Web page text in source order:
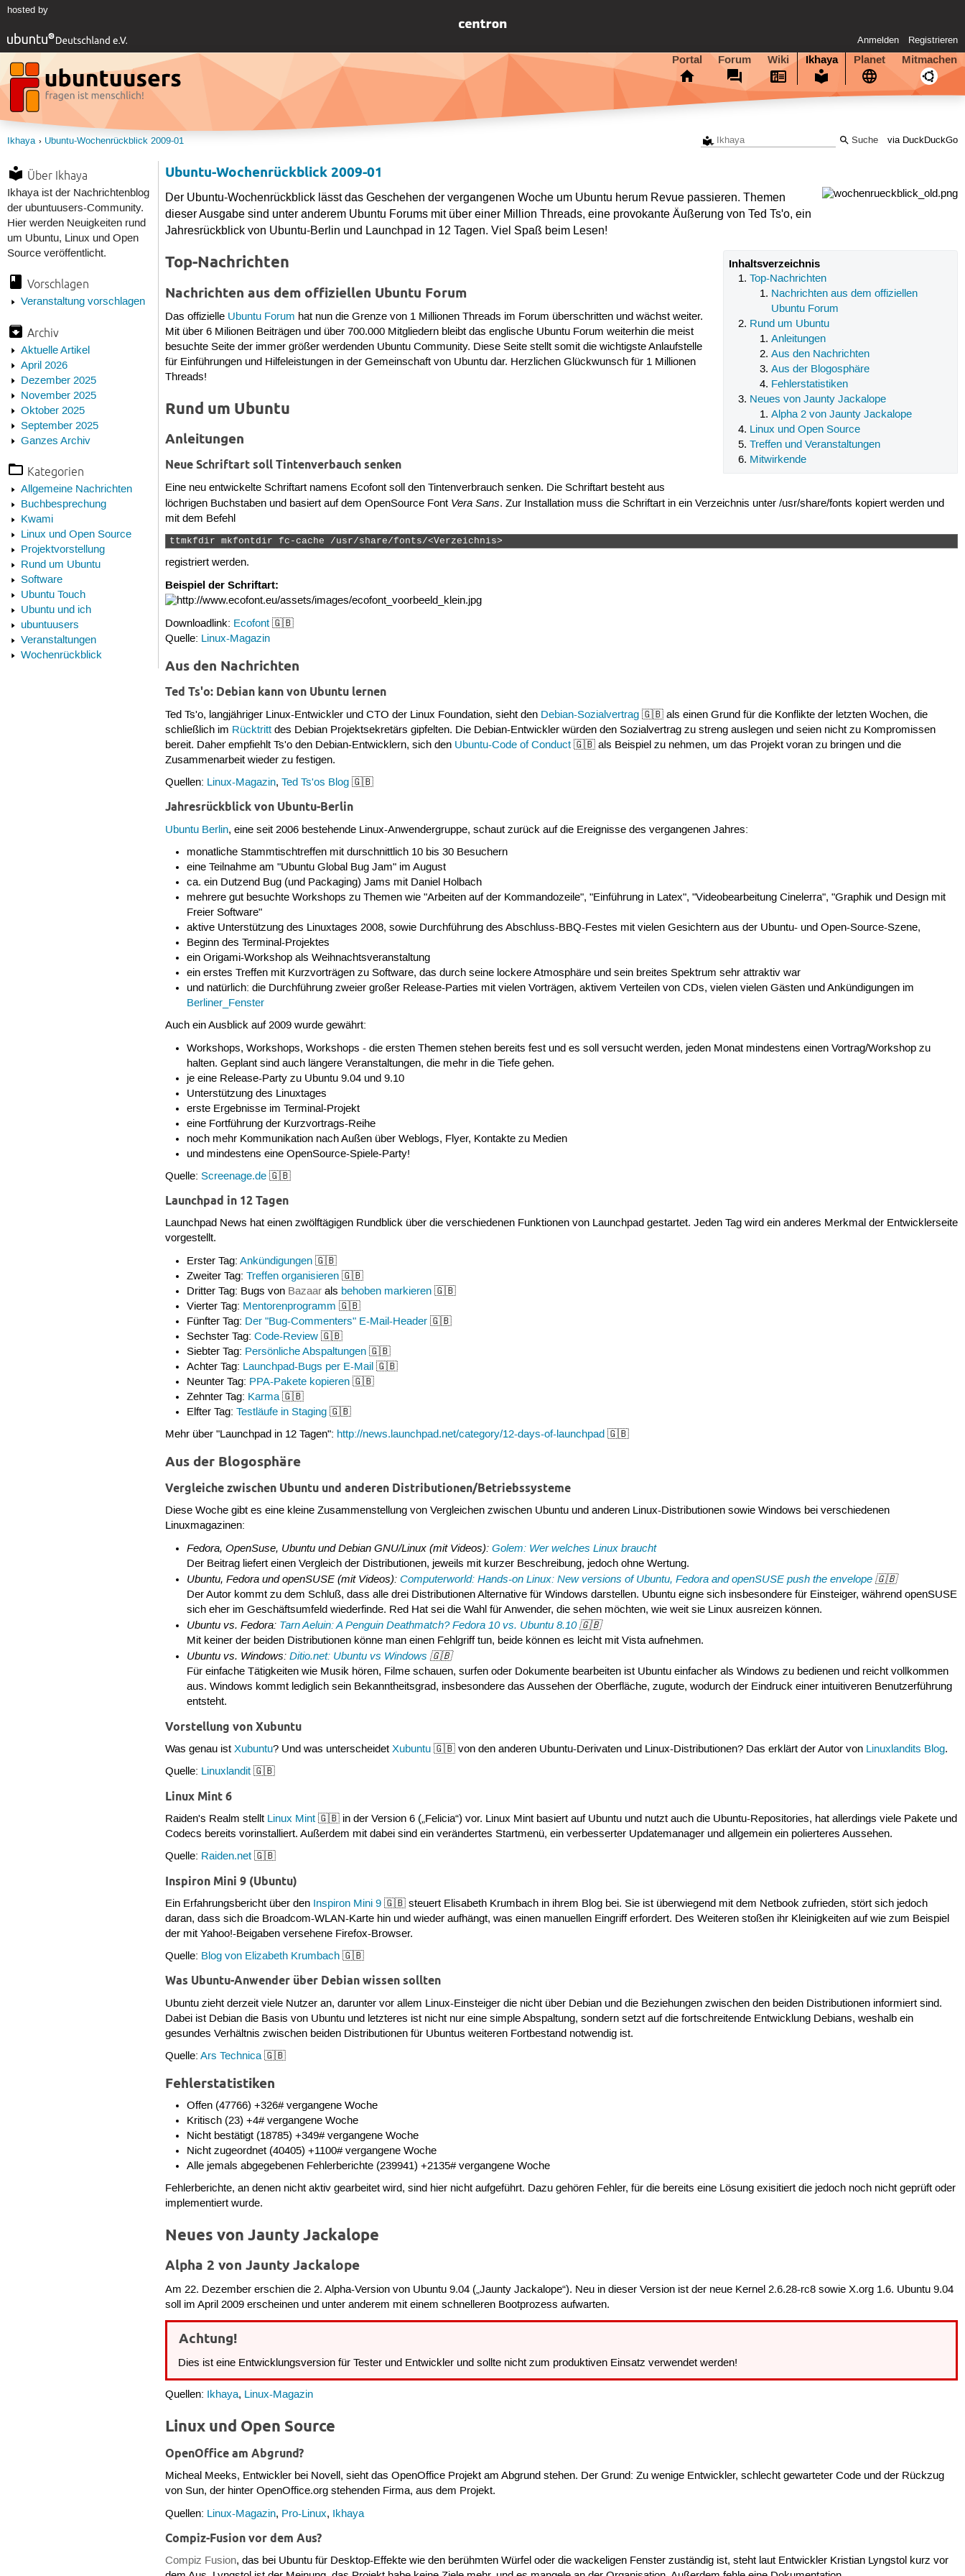
hosted by
Anmelden Registrieren
Portal Forum Wiki Ikhaya Planet Mitmachen
via DuckDuckGo
Ikhaya Ubuntu-Wochenrückblick 2009-01
Über Ikhaya
Ikhaya ist der Nachrichtenblog
der ubuntuusers-Community.
Hier werden Neuigkeiten rund
um Ubuntu, Linux und Open
Source veröffentlicht.
Vorschlagen
Veranstaltung vorschlagen
Archiv
Aktuelle Artikel
April 2026
Dezember 2025
November 2025
Oktober 2025
September 2025
Ganzes Archiv
Kategorien
Allgemeine Nachrichten
Buchbesprechung
Kwami
Linux und Open Source
Projektvorstellung
Rund um Ubuntu
Software
Ubuntu Touch
Ubuntu und ich
ubuntuusers
Veranstaltungen
Wochenrückblick
Ubuntu-Wochenrückblick 2009-01
Der Ubuntu-Wochenrückblick lässt das Geschehen der vergangenen Woche um Ubuntu herum Revue passieren. Themen
dieser Ausgabe sind unter anderem Ubuntu Forums mit über einer Million Threads, eine provokante Äußerung von Ted Ts'o, ein
Jahresrückblick von Ubuntu-Berlin und Launchpad in 12 Tagen. Viel Spaß beim Lesen!
Inhaltsverzeichnis
Top-Nachrichten
Nachrichten aus dem offiziellen
Ubuntu Forum
Rund um Ubuntu
Anleitungen
Aus den Nachrichten
Aus der Blogosphäre
Fehlerstatistiken
Neues von Jaunty Jackalope
Alpha 2 von Jaunty Jackalope
Linux und Open Source
Treffen und Veranstaltungen
Mitwirkende
Top-Nachrichten
Nachrichten aus dem offiziellen Ubuntu Forum
Das offizielle Ubuntu Forum hat nun die Grenze von 1 Millionen Threads im Forum überschritten und wächst weiter.
Mit über 6 Milionen Beiträgen und über 700.000 Mitgliedern bleibt das englische Ubuntu Forum weiterhin die meist
besuchte Seite der immer größer werdenden Ubuntu Community. Diese Seite stellt somit die wichtigste Anlaufstelle
für Einführungen und Hilfeleistungen in der Gemeinschaft von Ubuntu dar. Herzlichen Glückwunsch für 1 Millionen
Threads!
Rund um Ubuntu
Anleitungen
Neue Schriftart soll Tintenverbauch senken
Eine neu entwickelte Schriftart namens Ecofont soll den Tintenverbrauch senken. Die Schriftart besteht aus
löchrigen Buchstaben und basiert auf dem OpenSource Font Vera Sans. Zur Installation muss die Schriftart in ein Verzeichnis unter /usr/share/fonts kopiert werden und
mit dem Befehl
ttmkfdir mkfontdir fc-cache /usr/share/fonts/<Verzeichnis>
registriert werden.
Beispiel der Schriftart:
Downloadlink: Ecofont 🇬🇧
Quelle: Linux-Magazin
Aus den Nachrichten
Ted Ts'o: Debian kann von Ubuntu lernen
Ted Ts'o, langjähriger Linux-Entwickler und CTO der Linux Foundation, sieht den Debian-Sozialvertrag 🇬🇧 als einen Grund für die Konflikte der letzten Wochen, die
schließlich im Rücktritt des Debian Projektsekretärs gipfelten. Die Debian-Entwickler würden den Sozialvertrag zu streng auslegen und seien nicht zu Kompromissen
bereit. Daher empfiehlt Ts'o den Debian-Entwicklern, sich den Ubuntu-Code of Conduct 🇬🇧 als Beispiel zu nehmen, um das Projekt voran zu bringen und die
Zusammenarbeit wieder zu festigen.
Quellen: Linux-Magazin,Ted Ts'os Blog 🇬🇧
Jahresrückblick von Ubuntu-Berlin
Ubuntu Berlin, eine seit 2006 bestehende Linux-Anwendergruppe, schaut zurück auf die Ereignisse des vergangenen Jahres:
monatliche Stammtischtreffen mit durschnittlich 10 bis 30 Besuchern
eine Teilnahme am "Ubuntu Global Bug Jam" im August
ca. ein Dutzend Bug (und Packaging) Jams mit Daniel Holbach
mehrere gut besuchte Workshops zu Themen wie "Arbeiten auf der Kommandozeile", "Einführung in Latex", "Videobearbeitung Cinelerra", "Graphik und Design mit
Freier Software"
aktive Unterstützung des Linuxtages 2008, sowie Durchführung des Abschluss-BBQ-Festes mit vielen Gesichtern aus der Ubuntu- und Open-Source-Szene,
Beginn des Terminal-Projektes
ein Origami-Workshop als Weihnachtsveranstaltung
ein erstes Treffen mit Kurzvorträgen zu Software, das durch seine lockere Atmosphäre und sein breites Spektrum sehr attraktiv war
und natürlich: die Durchführung zweier großer Release-Parties mit vielen Vorträgen, aktivem Verteilen von CDs, vielen vielen Gästen und Ankündigungen im
Berliner_Fenster
Auch ein Ausblick auf 2009 wurde gewährt:
Workshops, Workshops, Workshops - die ersten Themen stehen bereits fest und es soll versucht werden, jeden Monat mindestens einen Vortrag/Workshop zu
halten. Geplant sind auch längere Veranstaltungen, die mehr in die Tiefe gehen.
je eine Release-Party zu Ubuntu 9.04 und 9.10
Unterstützung des Linuxtages
erste Ergebnisse im Terminal-Projekt
eine Fortführung der Kurzvortrags-Reihe
noch mehr Kommunikation nach Außen über Weblogs, Flyer, Kontakte zu Medien
und mindestens eine OpenSource-Spiele-Party!
Quelle:Screenage.de 🇬🇧
Launchpad in 12 Tagen
Launchpad News hat einen zwölftägigen Rundblick über die verschiedenen Funktionen von Launchpad gestartet. Jeden Tag wird ein anderes Merkmal der Entwicklerseite
vorgestellt.
Erster Tag: Ankündigungen🇬🇧
Zweiter Tag: Treffen organisieren🇬🇧
Dritter Tag: Bugs von Bazaarals behoben markieren🇬🇧
Vierter Tag: Mentorenprogramm 🇬🇧
Fünfter Tag: Der "Bug-Commenters" E-Mail-Header🇬🇧
Sechster Tag: Code-Review🇬🇧
Siebter Tag: Persönliche Abspaltungen🇬🇧
Achter Tag: Launchpad-Bugs per E-Mail🇬🇧
Neunter Tag: PPA-Pakete kopieren🇬🇧
Zehnter Tag: Karma🇬🇧
Elfter Tag: Testläufe in Staging🇬🇧
Mehr über "Launchpad in 12 Tagen": http://news.launchpad.net/category/12-days-of-launchpad 🇬🇧
Aus der Blogosphäre
Vergleiche zwischen Ubuntu und anderen Distributionen/Betriebssysteme
Diese Woche gibt es eine kleine Zusammenstellung von Vergleichen zwischen Ubuntu und anderen Linux-Distributionen sowie Windows bei verschiedenen
Linuxmagazinen:
Fedora, OpenSuse, Ubuntu und Debian GNU/Linux (mit Videos): Golem: Wer welches Linux braucht
Der Beitrag liefert einen Vergleich der Distributionen, jeweils mit kurzer Beschreibung, jedoch ohne Wertung.
Ubuntu, Fedora und openSUSE (mit Videos): Computerworld: Hands-on Linux: New versions of Ubuntu, Fedora and openSUSE push the envelope🇬🇧
Der Autor kommt zu dem Schluß, dass alle drei Distributionen Alternative für Windows darstellen. Ubuntu eigne sich insbesondere für Einsteiger, während openSUSE
sich eher im Geschäftsumfeld wiederfinde. Red Hat sei die Wahl für Anwender, die sehen möchten, wie weit sie Linux ausreizen können.
Ubuntu vs. Fedora: Tarn Aeluin: A Penguin Deathmatch? Fedora 10 vs. Ubuntu 8.10🇬🇧
Mit keiner der beiden Distributionen könne man einen Fehlgriff tun, beide können es leicht mit Vista aufnehmen.
Ubuntu vs. Windows: Ditio.net: Ubuntu vs Windows 🇬🇧
Für einfache Tätigkeiten wie Musik hören, Filme schauen, surfen oder Dokumente bearbeiten ist Ubuntu einfacher als Windows zu bedienen und reicht vollkommen
aus. Windows kommt lediglich sein Bekanntheitsgrad, insbesondere das Aussehen der Oberfläche, zugute, wodurch der Eindruck einer intuitiveren Benutzerführung
entsteht.
Vorstellung von Xubuntu
Was genau istXubuntu? Und was unterscheidetXubuntu 🇬🇧 von den anderen Ubuntu-Derivaten und Linux-Distributionen? Das erklärt der Autor von Linuxlandits Blog.
Quelle: Linuxlandit 🇬🇧
Linux Mint 6
Raiden's Realm stellt Linux Mint 🇬🇧 in der Version 6 („Felicia“) vor. Linux Mint basiert auf Ubuntu und nutzt auch die Ubuntu-Repositories, hat allerdings viele Pakete und
Codecs bereits vorinstalliert. Außerdem mit dabei sind ein verändertes Startmenü, ein verbesserter Updatemanager und allgemein ein polierteres Aussehen.
Quelle: Raiden.net 🇬🇧
Inspiron Mini 9 (Ubuntu)
Ein Erfahrungsbericht über den Inspiron Mini 9 🇬🇧 steuert Elisabeth Krumbach in ihrem Blog bei. Sie ist überwiegend mit dem Netbook zufrieden, stört sich jedoch
daran, dass sich die Broadcom-WLAN-Karte hin und wieder aufhängt, was einen manuellen Eingriff erfordert. Des Weiteren stoßen ihr Kleinigkeiten auf wie zum Beispiel
der mit Yahoo!-Beigaben versehene Firefox-Browser.
Quelle: Blog von Elizabeth Krumbach 🇬🇧
Was Ubuntu-Anwender über Debian wissen sollten
Ubuntu zieht derzeit viele Nutzer an, darunter vor allem Linux-Einsteiger die nicht über Debian und die Beziehungen zwischen den beiden Distributionen informiert sind.
Dabei ist Debian die Basis von Ubuntu und letzteres ist nicht nur eine simple Abspaltung, sondern setzt auf die fortschreitende Entwicklung Debians, weshalb ein
gesundes Verhältnis zwischen beiden Distributionen für Ubuntus weiteren Fortbestand notwendig ist.
Quelle:Ars Technica🇬🇧
Fehlerstatistiken
Offen (47766) +326# vergangene Woche
Kritisch (23) +4# vergangene Woche
Nicht bestätigt (18785) +349# vergangene Woche
Nicht zugeordnet (40405) +1100# vergangene Woche
Alle jemals abgegebenen Fehlerberichte (239941) +2135# vergangene Woche
Fehlerberichte, an denen nicht aktiv gearbeitet wird, sind hier nicht aufgeführt. Dazu gehören Fehler, für die bereits eine Lösung exisitiert die jedoch noch nicht geprüft oder
implementiert wurde.
Neues von Jaunty Jackalope
Alpha 2 von Jaunty Jackalope
Am 22. Dezember erschien die 2. Alpha-Version von Ubuntu 9.04 („Jaunty Jackalope“). Neu in dieser Version ist der neue Kernel 2.6.28-rc8 sowie X.org 1.6. Ubuntu 9.04
soll im April 2009 erscheinen und unter anderem mit einem schnelleren Bootprozess aufwarten.
Achtung!
Dies ist eine Entwicklungsversion für Tester und Entwickler und sollte nicht zum produktiven Einsatz verwendet werden!
Quellen: Ikhaya, Linux-Magazin
Linux und Open Source
OpenOffice am Abgrund?
Micheal Meeks, Entwickler bei Novell, sieht das OpenOffice Projekt am Abgrund stehen. Der Grund: Zu wenige Entwickler, schlecht gewarteter Code und der Rückzug
von Sun, der hinter OpenOffice.org stehenden Firma, aus dem Projekt.
Quellen: Linux-Magazin, Pro-Linux, Ikhaya
Compiz-Fusion vor dem Aus?
Compiz Fusion, das bei Ubuntu für Desktop-Effekte wie den berühmten Würfel oder die wackeligen Fenster zuständig ist, steht laut Entwickler Kristian Lyngstol kurz vor